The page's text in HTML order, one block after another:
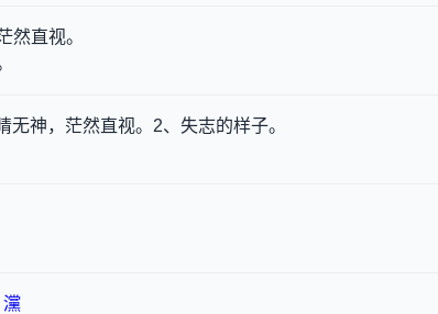
然直视。
无神，茫然直视。2、失志的样子。
灙